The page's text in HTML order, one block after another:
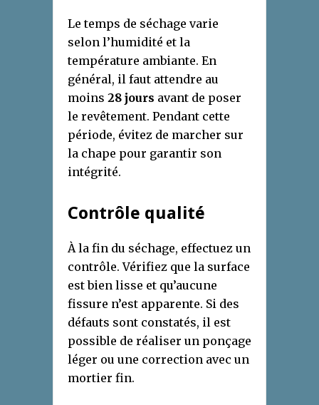
Le temps de séchage varie
selon l’humidité et la
température ambiante. En
général, il faut attendre au
moins 28 jours avant de poser
le revêtement. Pendant cette
période, évitez de marcher sur
la chape pour garantir son
intégrité.
Contrôle qualité
À la fin du séchage, effectuez un
contrôle. Vérifiez que la surface
est bien lisse et qu’aucune
fissure n’est apparente. Si des
défauts sont constatés, il est
possible de réaliser un ponçage
léger ou une correction avec un
mortier fin.